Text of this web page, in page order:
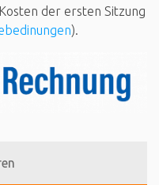
der ersten Sitzung
).